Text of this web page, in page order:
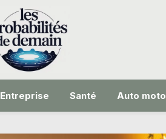
Entreprise Santé Auto moto